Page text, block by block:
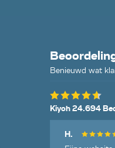
Benieuwd wat
Kiyoh 24.694
H.